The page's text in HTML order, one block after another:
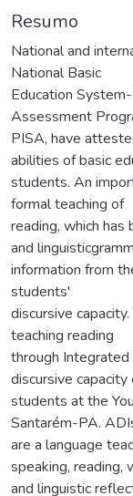
Resumo
National and
National Basic
Education
Assessment
PISA, have
abilities of basic
students. An
formal teaching of
reading, which
and
information from
students'
discursive
teaching reading
through
discursive capacity
students at the
Santarém-PA.
are a language
speaking, reading,
and linguistic